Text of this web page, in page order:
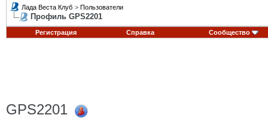
Лада Веста Клуб > Пользователи
Профиль GPS2201
Регистрация Справка Сообщество
GPS2201